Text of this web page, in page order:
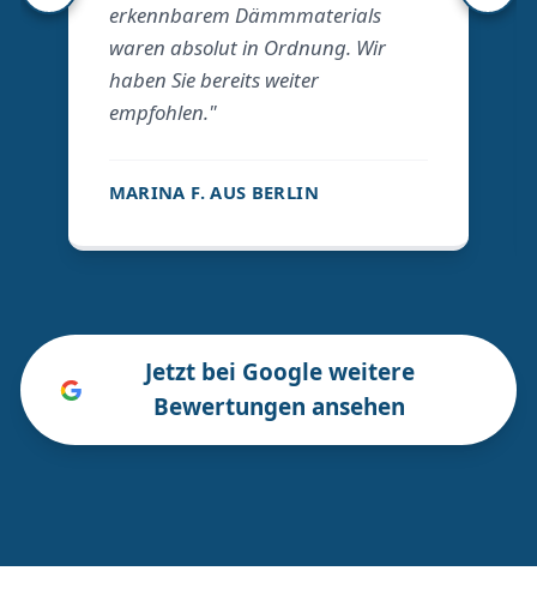
erkennbarem Dämmmaterials
waren absolut in Ordnung. Wir
haben Sie bereits weiter
empfohlen."
MARINA F. AUS BERLIN
Jetzt bei Google weitere
Bewertungen ansehen